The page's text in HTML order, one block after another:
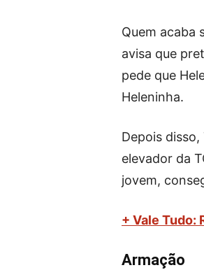
Quem acaba
avisa que
pede que
Heleninha.
Depois
elevador da
jovem,
+ Vale Tudo:
Armação